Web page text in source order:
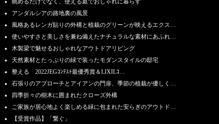
眺めるだけでなく、使える庭でおしゃれに暮らす
アンダルシアの路地裏の風景
風格あるレンガ貼りの外構と植栽のグリーンが映えるエクス…
使いやすさと美しさを兼ね備えたナチュラルな素材にあふれ…
木製梁で魅せるおしゃれなアウトドアリビング
天然素材とたっぷりの緑で装ったモダンスタイルの邸宅
整える 2022JEGｺﾝﾃｽﾄ最優秀賞＆LIXILｺ…
石張りのアプローチとアイアンの門扉、季節の植栽が優しく…
四季折々の樹木に囲まれたクローズ外構
ご家族が居心地よく楽しめる緑に包まれた安らぎのアウトド…
【受賞作品】「繋ぐ」